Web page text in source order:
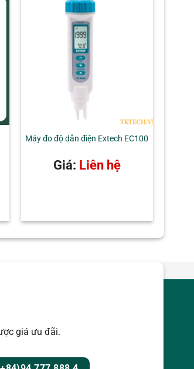
Máy đo độ dẫn điện Extech EC100
Giá: Liên hệ
giá ưu đãi.